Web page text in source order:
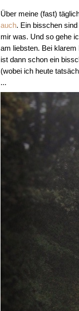
Über meine (fast)
auch. Ein bisschen sind
mir was. Und so gehe
am liebsten. Bei
ist dann schon ein
(wobei ich heute
...